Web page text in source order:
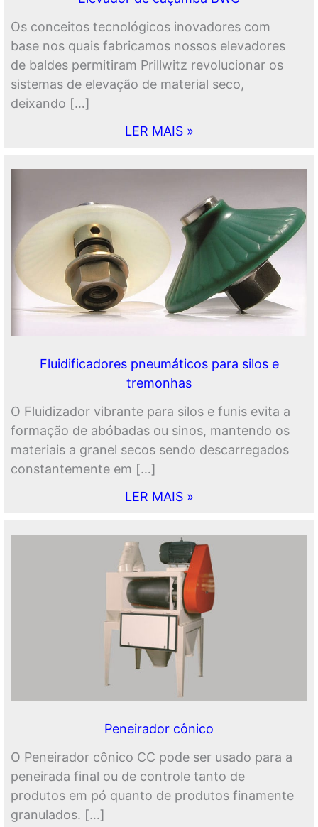
Os conceitos tecnológicos inovadores com
base nos quais fabricamos nossos elevadores
de baldes permitiram Prillwitz revolucionar os
sistemas de elevação de material seco,
deixando […]
LER MAIS »
Fluidificadores pneumáticos para silos e
tremonhas
O Fluidizador vibrante para silos e funis evita a
formação de abóbadas ou sinos, mantendo os
materiais a granel secos sendo descarregados
constantemente em […]
LER MAIS »
Peneirador cônico
O Peneirador cônico CC pode ser usado para a
peneirada final ou de controle tanto de
produtos em pó quanto de produtos finamente
granulados. […]